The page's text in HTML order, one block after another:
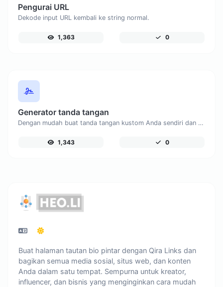
Pengurai URL
Dekode input URL kembali ke string normal.
1,363 0
Generator tanda tangan
Dengan mudah buat tanda tangan kustom Anda sendiri dan unduh dengan mudah.
1,343 0
Buat halaman tautan bio pintar dengan Qira Links dan
bagikan semua media sosial, situs web, dan konten
Anda dalam satu tempat. Sempurna untuk kreator,
influencer, dan bisnis yang menginginkan cara mudah